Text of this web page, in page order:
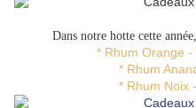
Dans notre hotte cette
* Rhum Orange -
* Rhum
* Rhum Noix